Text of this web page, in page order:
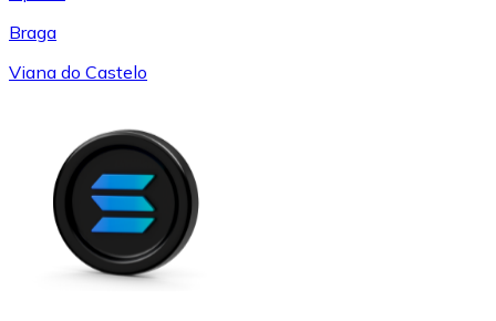
Braga
Viana do Castelo